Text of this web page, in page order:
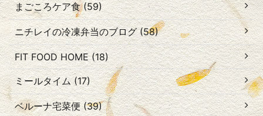
まごころケア食 (59)
ニチレイの冷凍弁当のブログ (58)
FIT FOOD HOME (18)
ミールタイム (17)
ベルーナ宅菜便 (39)